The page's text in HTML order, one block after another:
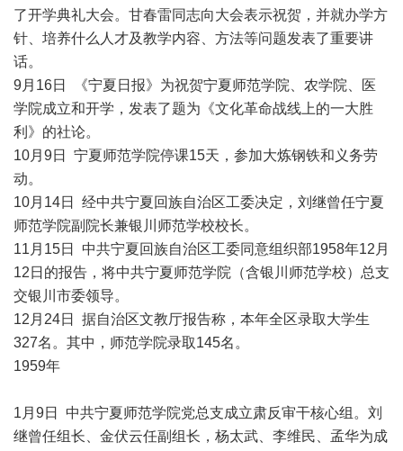
了开学典礼大会。甘春雷同志向大会表示祝贺，并就办学方
针、培养什么人才及教学内容、方法等问题发表了重要讲
话。
9月16日 《宁夏日报》为祝贺宁夏师范学院、农学院、医
学院成立和开学，发表了题为《文化革命战线上的一大胜
利》的社论。
10月9日 宁夏师范学院停课15天，参加大炼钢铁和义务劳
动。
10月14日 经中共宁夏回族自治区工委决定，刘继曾任宁夏
师范学院副院长兼银川师范学校校长。
11月15日 中共宁夏回族自治区工委同意组织部1958年12月
12日的报告，将中共宁夏师范学院（含银川师范学校）总支
交银川市委领导。
12月24日 据自治区文教厅报告称，本年全区录取大学生
327名。其中，师范学院录取145名。
1959年
1月9日 中共宁夏师范学院党总支成立肃反审干核心组。刘
继曾任组长、金伏云任副组长，杨太武、李维民、孟华为成